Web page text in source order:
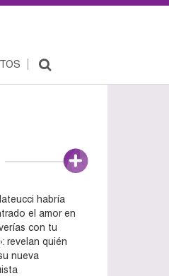
habría
el amor en
con tu
revelan quién
nueva